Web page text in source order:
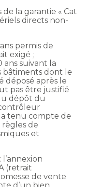
la garantie « Cat
directs non-
permis de
exigé ;
suivant la
bâtiments dont le
déposé après le
pas être justifié
dépôt du
tenu compte de
règles de
et
(retrait
de vente
d’un bien